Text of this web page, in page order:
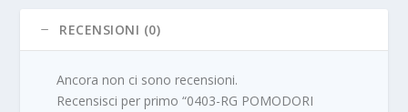
RECENSIONI (0)
Ancora non ci sono recensioni.
Recensisci per primo “0403-RG POMODORI